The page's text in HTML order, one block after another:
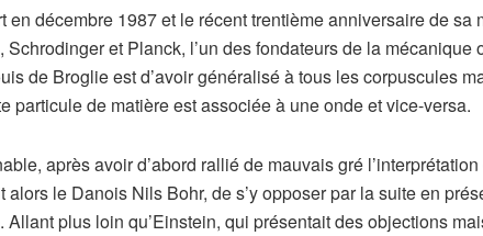
décembre 1987 et le récent trentième anniversaire de
et Planck, l’un des fondateurs de la
de Broglie est d’avoir généralisé à tous les corpuscules
particule de matière est associée à une onde et vice-versa.
après avoir d’abord rallié de mauvais gré
le Danois Nils Bohr, de s’y opposer par la suite en
plus loin qu’Einstein, qui présentait des objections